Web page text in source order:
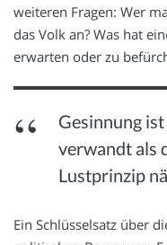
weiteren Fragen: Wer
das Volk an? Was hat
erwarten oder zu
Gesinnung
verwandt als
Lustprinzip
Ein Schlüsselsatz über